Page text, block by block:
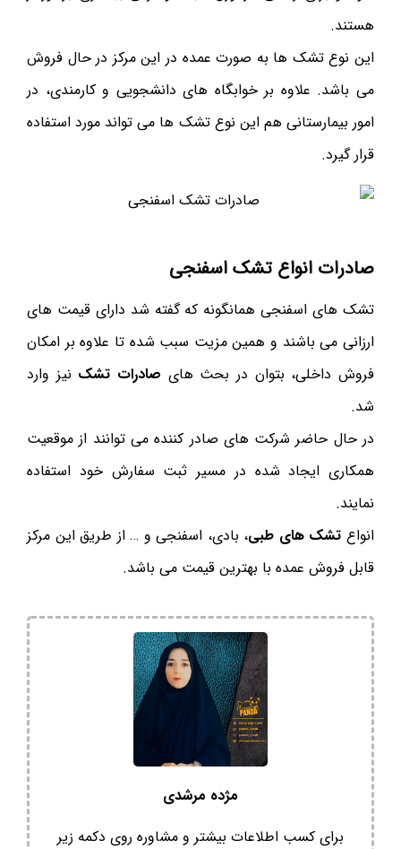
هستند.
این نوع تشک ها به صورت عمده در این مرکز در حال فروش
می باشد. علاوه بر خوابگاه های دانشجویی و کارمندی، در
امور بیمارستانی هم این نوع تشک ها می تواند مورد استفاده
قرار گیرد.
صادرات انواع تشک اسفنجی
تشک های اسفنجی همانگونه که گفته شد دارای قیمت های
ارزانی می باشند و همین مزیت سبب شده تا علاوه بر امکان
فروش داخلی، بتوان در بحث های صادرات تشک نیز وارد
شد.
در حال حاضر شرکت های صادر کننده می توانند از موقعیت
همکاری ایجاد شده در مسیر ثبت سفارش خود استفاده
نمایند.
انواع تشک های طبی، بادی، اسفنجی و … از طریق این مرکز
قابل فروش عمده با بهترین قیمت می باشد.
مژده مرشدی
برای کسب اطلاعات بیشتر و مشاوره روی دکمه زیر